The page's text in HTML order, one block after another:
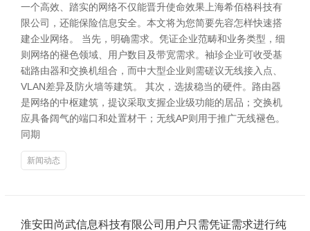
一个高效、踏实的网络不仅能晋升使命效果上海希佰格科技有
限公司，还能保险信息安全。本文将为您简要先容怎样快速搭
建企业网络。 当先，明确需求。凭证企业范畴和业务类型，细
则网络的褪色领域、用户数目及带宽需求。袖珍企业可收受基
础路由器和交换机组合，而中大型企业则需磋议无线接入点、
VLAN差异及防火墙等建筑。 其次，选拔稳当的硬件。路由器
是网络的中枢建筑，提议采取支握企业级功能的居品；交换机
应具备阔气的端口和处置材干；无线AP则用于推广无线褪色。
同期
新闻动态
淮安田尚武信息科技有限公司用户只需凭证需求进行纯